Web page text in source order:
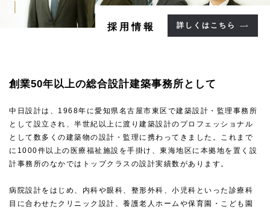
採用情報 詳しくはこちら
創業50年以上の総合設計建築事務所として
中日設計は、1968年に愛知県名古屋市東区で建築設計・監理事務所
として設立され、半世紀以上に渡り建築設計のプロフェッショナル
として数多くの建築物の設計・監理に携わってきました。これまで
に1000件以上の医療福祉施設を手掛け、東海地区に本拠地を置く設
計事務所のなかではトップクラスの設計実績数があります。
病院設計をはじめ、内科や眼科、整形外科、小児科といった診療科
目に合わせたクリニック設計、養護老人ホームや保育園・こども園